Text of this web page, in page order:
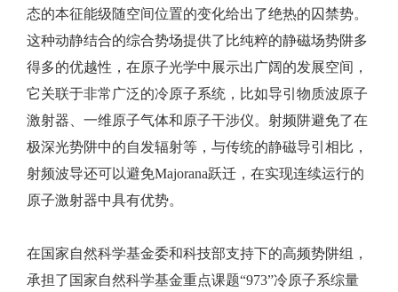
态的本征能级随空间位置的变化给出了绝热的囚禁势。
这种动静结合的综合势场提供了比纯粹的静磁场势阱多
得多的优越性，在原子光学中展示出广阔的发展空间，
它关联于非常广泛的冷原子系统，比如导引物质波原子
激射器、一维原子气体和原子干涉仪。射频阱避免了在
极深光势阱中的自发辐射等，与传统的静磁导引相比，
射频波导还可以避免Majorana跃迁，在实现连续运行的
原子激射器中具有优势。
在国家自然科学基金委和科技部支持下的高频势阱组，
承担了国家自然科学基金重点课题“973”冷原子系综量